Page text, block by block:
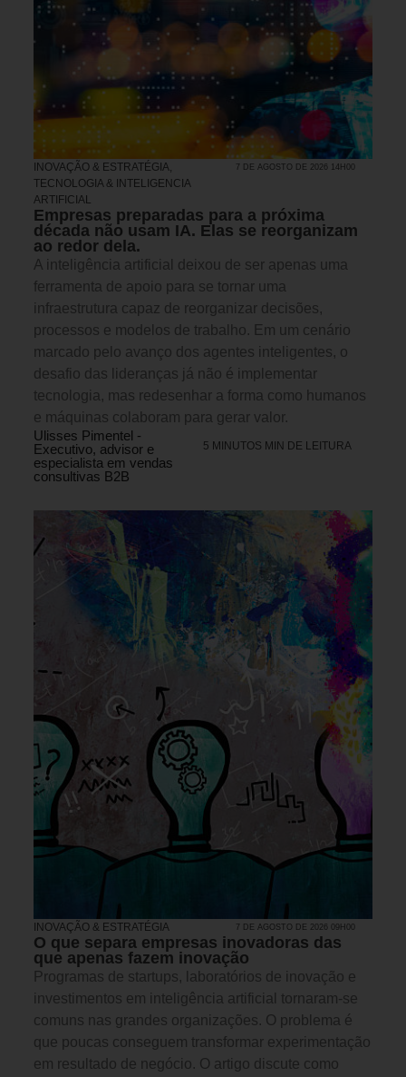
INOVAÇÃO & ESTRATÉGIA,
TECNOLOGIA & INTELIGENCIA
ARTIFICIAL
7 DE AGOSTO DE 2026 14H00
Empresas preparadas para a próxima
década não usam IA. Elas se reorganizam
ao redor dela.
A inteligência artificial deixou de ser apenas uma
ferramenta de apoio para se tornar uma
infraestrutura capaz de reorganizar decisões,
processos e modelos de trabalho. Em um cenário
marcado pelo avanço dos agentes inteligentes, o
desafio das lideranças já não é implementar
tecnologia, mas redesenhar a forma como humanos
e máquinas colaboram para gerar valor.
Ulisses Pimentel -
Executivo, advisor e
especialista em vendas
consultivas B2B
5 MINUTOS MIN DE LEITURA
INOVAÇÃO & ESTRATÉGIA 7 DE AGOSTO DE 2026 09H00
O que separa empresas inovadoras das
que apenas fazem inovação
Programas de startups, laboratórios de inovação e
investimentos em inteligência artificial tornaram-se
comuns nas grandes organizações. O problema é
que poucas conseguem transformar experimentação
em resultado de negócio. O artigo discute como